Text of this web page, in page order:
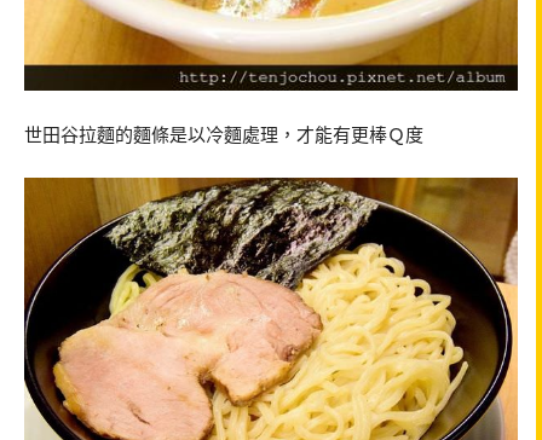
世田谷拉麵的麵條是以冷麵處理，才能有更棒Ｑ度